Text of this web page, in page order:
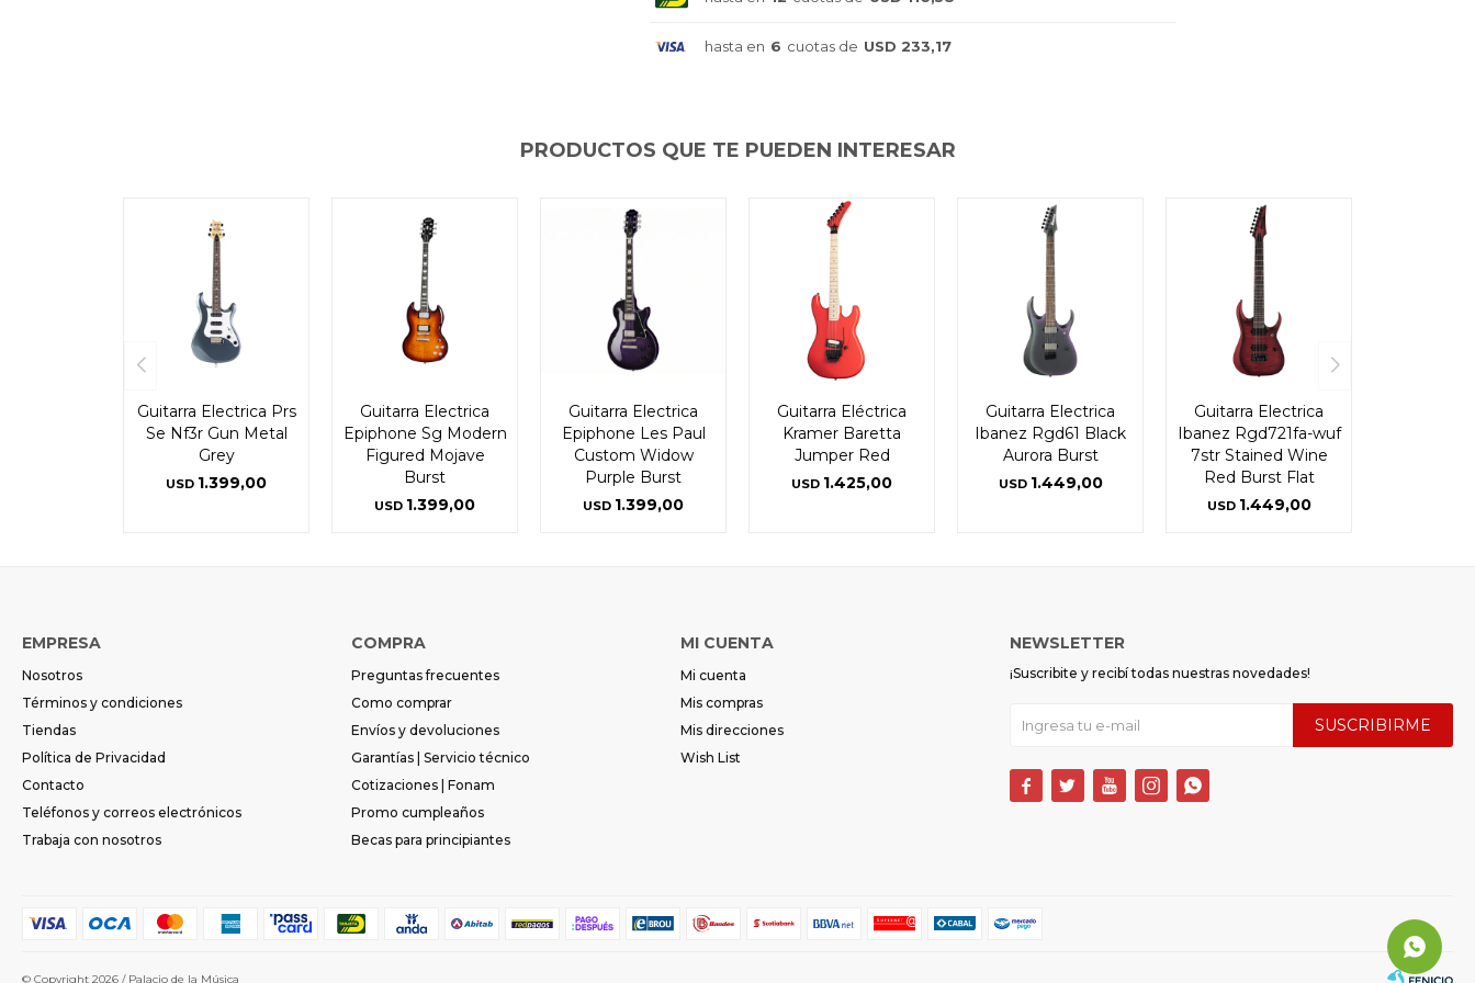
hasta en 6 cuotas de USD 233,17
PRODUCTOS QUE TE PUEDEN INTERESAR
Guitarra Electrica Prs
Se Nf3r Gun Metal
Grey
USD 1.399,00
Guitarra Electrica
Epiphone Sg Modern
Figured Mojave
Burst
USD 1.399,00
Guitarra Electrica
Epiphone Les Paul
Custom Widow
Purple Burst
USD 1.399,00
Guitarra Eléctrica
Kramer Baretta
Jumper Red
USD 1.425,00
Guitarra Electrica
Ibanez Rgd61 Black
Aurora Burst
USD 1.449,00
Guitarra Electrica
Ibanez Rgd721fa-wuf
7str Stained Wine
Red Burst Flat
USD 1.449,00
EMPRESA
Nosotros
Términos y condiciones
Tiendas
Política de Privacidad
Contacto
Teléfonos y correos electrónicos
Trabaja con nosotros
COMPRA
Preguntas frecuentes
Como comprar
Envíos y devoluciones
Garantías | Servicio técnico
Cotizaciones | Fonam
Promo cumpleaños
Becas para principiantes
MI CUENTA
Mi cuenta
Mis compras
Mis direcciones
Wish List
NEWSLETTER
¡Suscribite y recibí todas nuestras novedades!
SUSCRIBIRME
    
© Copyright 2026 / Palacio de la Música